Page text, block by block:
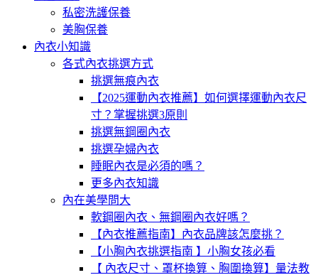
私密洗護保養
美胸保養
內衣小知識
各式內衣挑選方式
挑選無痕內衣
【2025運動內衣推薦】如何選擇運動內衣尺
寸？掌握挑選3原則
挑選無鋼圈內衣
挑選孕婦內衣
睡眠內衣是必須的嗎？
更多內衣知識
內在美學問大
軟鋼圈內衣、無鋼圈內衣好嗎？
【內衣推薦指南】內衣品牌該怎麼挑？
【小胸內衣挑選指南 】小胸女孩必看
【 內衣尺寸、罩杯換算、胸圍換算】量法教